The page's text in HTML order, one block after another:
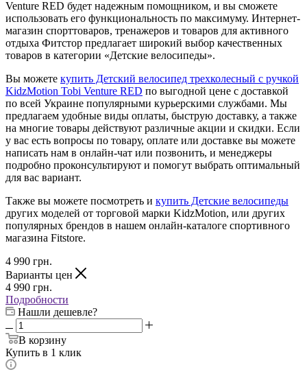
Venture RED будет надежным помощником, и вы сможете
использовать его функциональность по максимуму. Интернет-
магазин спорттоваров, тренажеров и товаров для активного
отдыха Фитстор предлагает широкий выбор качественных
товаров в категории «Детские велосипеды».
Вы можете купить Детский велосипед трехколесный с ручкой
KidzMotion Tobi Venture RED по выгодной цене с доставкой
по всей Украине популярными курьерскими службами. Мы
предлагаем удобные виды оплаты, быструю доставку, а также
на многие товары действуют различные акции и скидки. Если
у вас есть вопросы по товару, оплате или доставке вы можете
написать нам в онлайн-чат или позвонить, и менеджеры
подробно проконсультируют и помогут выбрать оптимальный
для вас вариант.
Также вы можете посмотреть и купить Детские велосипеды
других моделей от торговой марки KidzMotion, или других
популярных брендов в нашем онлайн-каталоге спортивного
магазина Fitstore.
4 990 грн.
Варианты цен
4 990 грн.
Подробности
Нашли дешевле?
В корзину
Купить в 1 клик